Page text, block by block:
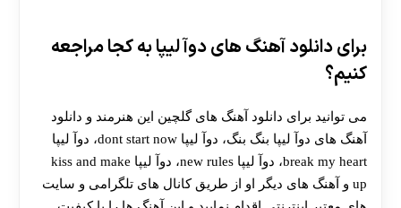
برای دانلود آهنگ های دوآ لیپا به کجا مراجعه
کنیم؟
می توانید برای دانلود آهنگ های گلچین این هنرمند و دانلود
آهنگ های دوآ لیپا بنگ بنگ، دوآ لیپا dont start now، دوآ لیپا
break my heart، دوآ لیپا new rules، دوآ لیپا kiss and make
up و آهنگ های دیگر او از طریق کانال های تلگرامی و سایت